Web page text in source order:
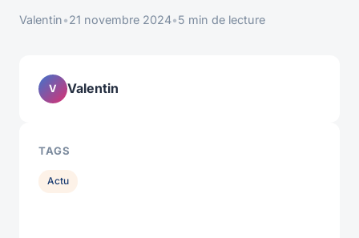
Valentin•21 novembre 2024•5 min de lecture
V Valentin
TAGS
Actu